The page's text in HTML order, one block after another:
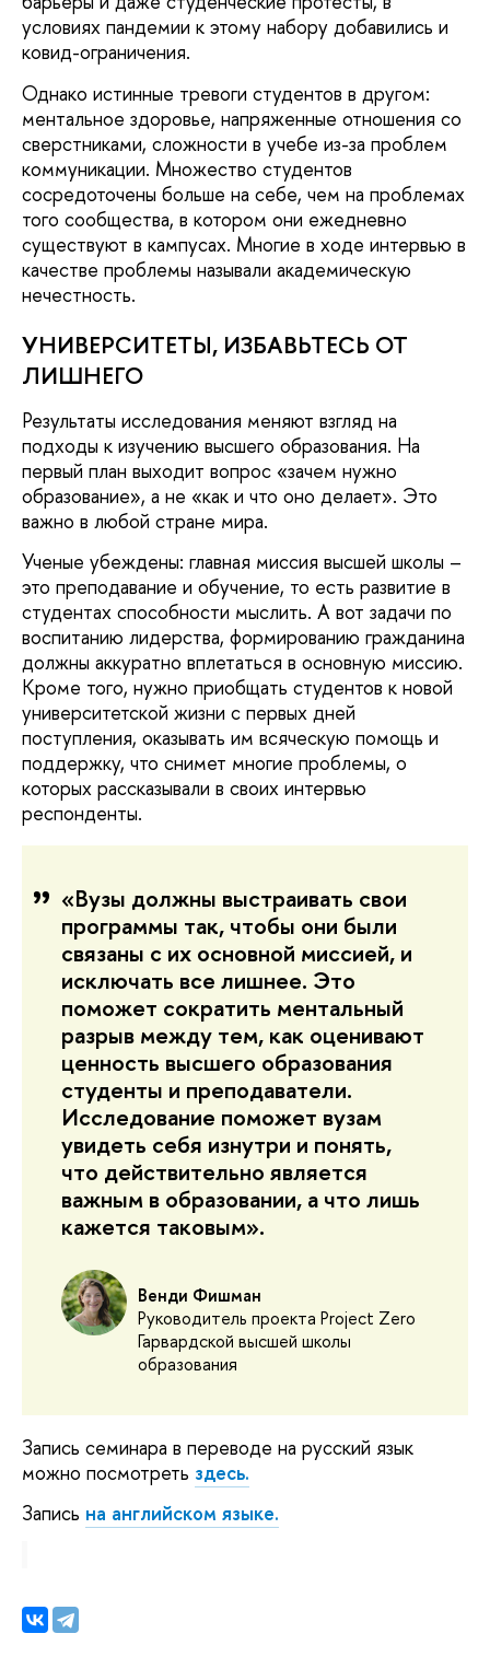
условиях пандемии к этому набору добавились и
ковид-ограничения.
Однако истинные тревоги студентов в другом:
ментальное здоровье, напряженные отношения со
сверстниками, сложности в учебе из-за проблем
коммуникации. Множество студентов
сосредоточены больше на себе, чем на проблемах
того сообщества, в котором они ежедневно
существуют в кампусах. Многие в ходе интервью в
качестве проблемы называли академическую
нечестность.
УНИВЕРСИТЕТЫ, ИЗБАВЬТЕСЬ ОТ
ЛИШНЕГО
Результаты исследования меняют взгляд на
подходы к изучению высшего образования. На
первый план выходит вопрос «зачем нужно
образование», а не «как и что оно делает». Это
важно в любой стране мира.
Ученые убеждены: главная миссия высшей школы –
это преподавание и обучение, то есть развитие в
студентах способности мыслить. А вот задачи по
воспитанию лидерства, формированию гражданина
должны аккуратно вплетаться в основную миссию.
Кроме того, нужно приобщать студентов к новой
университетской жизни с первых дней
поступления, оказывать им всяческую помощь и
поддержку, что снимет многие проблемы, о
которых рассказывали в своих интервью
респонденты.
«Вузы должны выстраивать свои
программы так, чтобы они были
связаны с их основной миссией, и
исключать все лишнее. Это
поможет сократить ментальный
разрыв между тем, как оценивают
ценность высшего образования
студенты и преподаватели.
Исследование поможет вузам
увидеть себя изнутри и понять,
что действительно является
важным в образовании, а что лишь
кажется таковым».
Венди Фишман
Руководитель проекта Project Zero
Гарвардской высшей школы
образования
Запись семинара в переводе на русский язык
можно посмотреть здесь.
Запись на английском языке.